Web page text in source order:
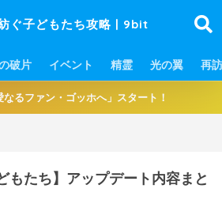
ぐ子どもたち攻略 | 9bit
破片 イベント 精霊 光の翼 再訪
るファン・ゴッホへ」スタート！
もたち】アップデート内容まと